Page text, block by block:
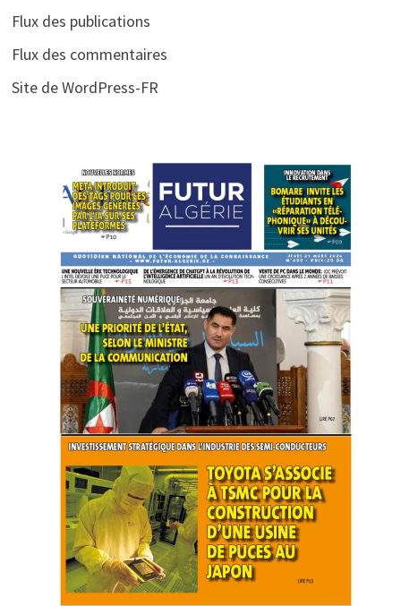
Flux des publications
Flux des commentaires
Site de WordPress-FR